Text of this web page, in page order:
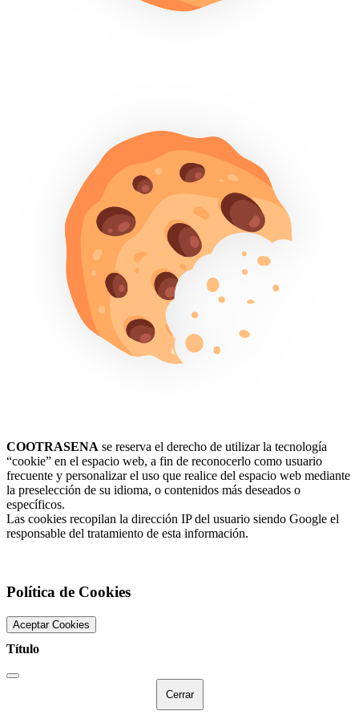
COOTRASENA se reserva el derecho de utilizar la tecnología
“cookie” en el espacio web, a fin de reconocerlo como usuario
frecuente y personalizar el uso que realice del espacio web mediante
la preselección de su idioma, o contenidos más deseados o
específicos.
Las cookies recopilan la dirección IP del usuario siendo Google el
responsable del tratamiento de esta información.
Política de Cookies
Aceptar Cookies
Título
Cerrar